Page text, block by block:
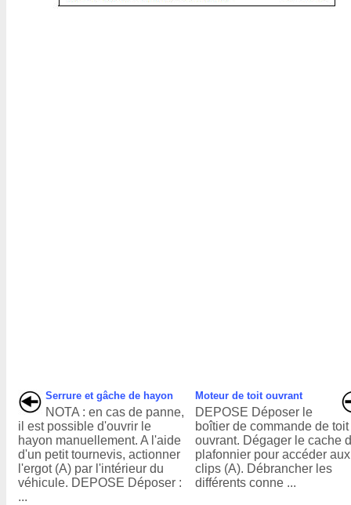
Serrure et gâche de hayon
NOTA : en cas de panne,
il est possible d'ouvrir le
hayon manuellement. A l'aide
d'un petit tournevis, actionner
l'ergot (A) par l'intérieur du
véhicule. DEPOSE Déposer :
...
Moteur de toit ouvrant
DEPOSE Déposer le
boîtier de commande de toit
ouvrant. Dégager le cache
plafonnier pour accéder aux
clips (A). Débrancher les
différents conne ...